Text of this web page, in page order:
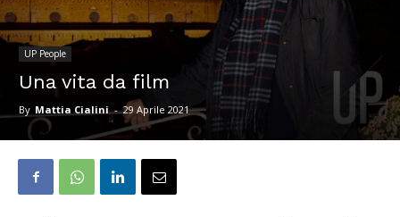
UP People
Una vita da film
By Mattia Cialini - 29 Aprile 2021